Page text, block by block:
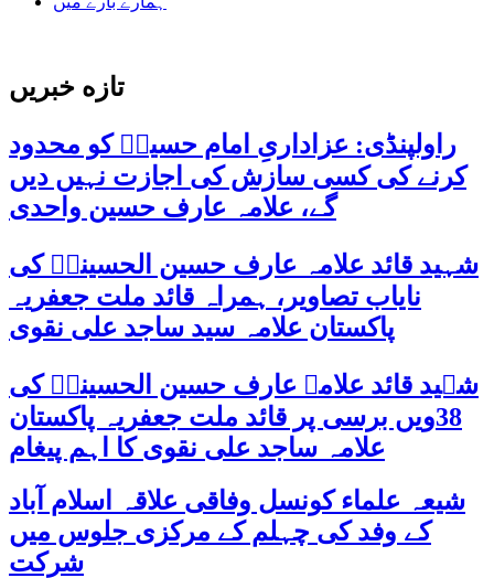
تازه خبریں
راولپنڈی: عزاداریِ امام حسینؑ کو محدود
کرنے کی کسی سازش کی اجازت نہیں دیں
گے، علامہ عارف حسین واحدی
شہید قائد علامہ عارف حسین الحسینیؒ کی
نایاب تصاویر، ہمراہ قائد ملت جعفریہ
پاکستان علامہ سید ساجد علی نقوی
شہید قائد علامہ عارف حسین الحسینیؒ کی
38ویں برسی پر قائد ملت جعفریہ پاکستان
علامہ ساجد علی نقوی کا اہم پیغام
شیعہ علماء کونسل وفاقی علاقہ اسلام آباد
کے وفد کی چہلم کے مرکزی جلوس میں
شرکت